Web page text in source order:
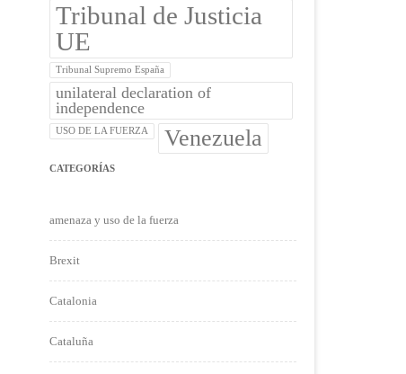
Tribunal de Justicia
UE
Tribunal Supremo España
unilateral declaration of
independence
USO DE LA FUERZA Venezuela
CATEGORÍAS
amenaza y uso de la fuerza
Brexit
Catalonia
Cataluña